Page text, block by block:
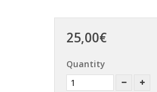
25,00€
Quantity